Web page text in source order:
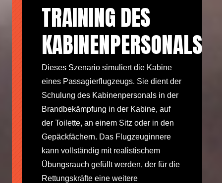
TRAINING DES
KABINENPERSONALS
Dieses Szenario simuliert die Kabine
eines Passagierflugzeugs. Sie dient der
Schulung des Kabinenpersonals in der
Brandbekämpfung in der Kabine, auf
der Toilette, an einem Sitz oder in den
Gepäckfächern. Das Flugzeuginnere
kann vollständig mit realistischem
Übungsrauch gefüllt werden, der für die
Rettungskräfte eine weitere